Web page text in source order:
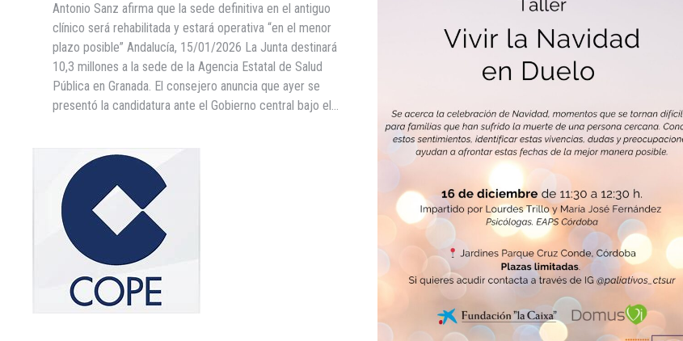
Antonio Sanz afirma que la sede definitiva en el antiguo
clínico será rehabilitada y estará operativa “en el menor
plazo posible” Andalucía, 15/01/2026 La Junta destinará
10,3 millones a la sede de la Agencia Estatal de Salud
Pública en Granada. El consejero anuncia que ayer se
presentó la candidatura ante el Gobierno central bajo el…